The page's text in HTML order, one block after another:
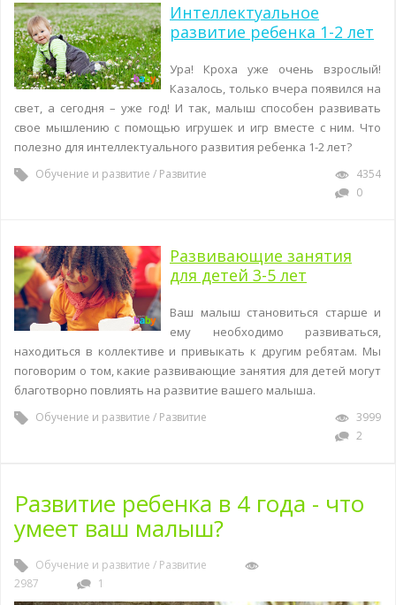
Интеллектуальное
развитие ребенка 1-2 лет
Ура! Кроха уже очень взрослый!
Казалось, только вчера появился на
свет, а сегодня – уже год! И так, малыш способен развивать
свое мышлению с помощью игрушек и игр вместе с ним. Что
полезно для интеллектуального развития ребенка 1-2 лет?
Обучение и развитие / Развитие
4354
0
Развивающие занятия
для детей 3-5 лет
Ваш малыш становиться старше и
ему необходимо развиваться,
находиться в коллективе и привыкать к другим ребятам. Мы
поговорим о том, какие развивающие занятия для детей могут
благотворно повлиять на развитие вашего малыша.
Обучение и развитие / Развитие
3999
2
Развитие ребенка в 4 года - что
умеет ваш малыш?
Обучение и развитие / Развитие
2987
1